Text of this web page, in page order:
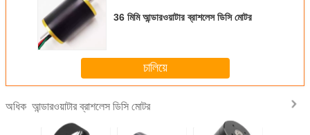
36 মিমি আন্ডারওয়াটার ব্রাশলেস ডিসি মোটর
চালিয়ে
অধিক আন্ডারওয়াটার ব্রাশলেস ডিসি মোটর